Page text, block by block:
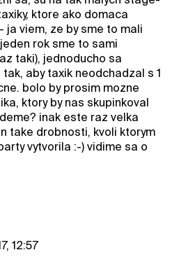
ktore ako domaca
ja viem, ze by sme to mali
rok sme to sami
taki), jednoducho sa
aby taxik neodchadzal s 1
bolo by prosim mozne
ktory by nas skupinkoval
inak este raz velka
take drobnosti, kvoli ktorym
vytvorila :-) vidime sa o
12:57